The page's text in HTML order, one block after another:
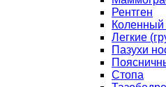
Рентген
Коленный
Легкие
Пазухи
Стопа